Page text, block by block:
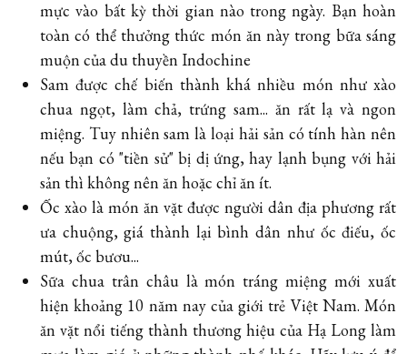
mực vào bất kỳ thời gian nào trong ngày. Bạn hoàn
toàn có thể thưởng thức món ăn này trong bữa sáng
muộn của du thuyền Indochine
Sam được chế biến thành khá nhiều món như xào
chua ngọt, làm chả, trứng sam... ăn rất lạ và ngon
miệng. Tuy nhiên sam là loại hải sản có tính hàn nên
nếu bạn có "tiền sử" bị dị ứng, hay lạnh bụng với hải
sản thì không nên ăn hoặc chỉ ăn ít.
Ốc xào là món ăn vặt được người dân địa phương rất
ưa chuộng, giá thành lại bình dân như ốc điếu, ốc
mút, ốc bươu...
Sữa chua trân châu là món tráng miệng mới xuất
hiện khoảng 10 năm nay của giới trẻ Việt Nam. Món
ăn vặt nổi tiếng thành thương hiệu của Hạ Long làm